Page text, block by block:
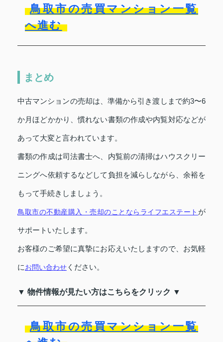
鳥取市の売買マンション一覧
へ進む
まとめ
中古マンションの売却は、準備から引き渡しまで約3〜6
か月ほどかかり、慣れない書類の作成や内覧対応などが
あって大変と言われています。
書類の作成は司法書士へ、内覧前の清掃はハウスクリー
ニングへ依頼するなどして負担を減らしながら、余裕を
もって手続きしましょう。
鳥取市の不動産購入・売却のことならライフエステート が
サポートいたします。
お客様のご希望に真摯にお応えいたしますので、お気軽
にお問い合わせ ください。
▼ 物件情報が見たい方はこちらをクリック ▼
鳥取市の売買マンション一覧